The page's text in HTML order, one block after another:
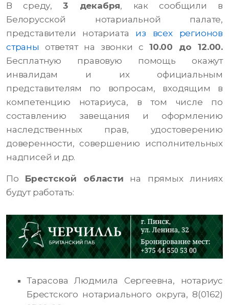
В среду,3 декабря, как сообщили в
Белорусской нотариальной палате,
представители нотариата из всех регионов
страныответят на звонки с10.00 до 12.00.
Бесплатную правовую помощь окажут
инвалидам и их официальным
представителям по вопросам, входящим в
компетенцию нотариуса, в том числе по
составлению завещания и оформлению
наследственных прав, удостоверению
доверенности, совершению исполнительных
надписей и др.
По Брестской области на прямых линиях
будут работать:
Тарасова Людмила Сергеевна, нотариус
Брестского нотариального округа, 8(0162)